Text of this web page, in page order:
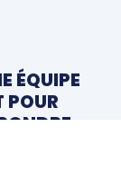
ÉQUIPE
POUR